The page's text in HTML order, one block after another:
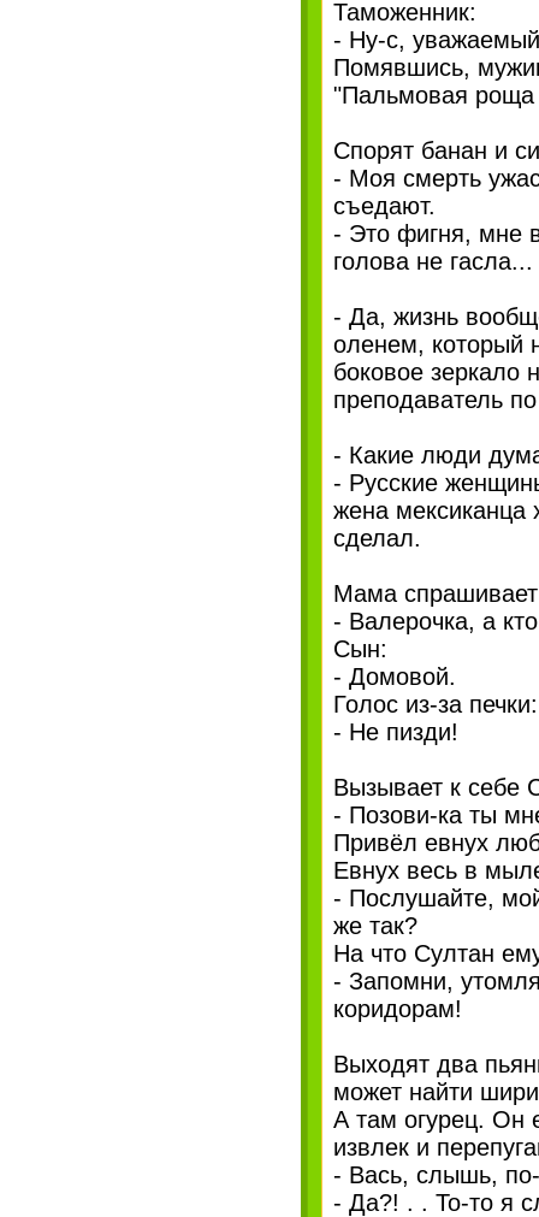
Таможенник:
- Ну-с,
Помявшись,
"Пальмовая
Спорят банан и
- Моя смерть
съедают.
- Это фигня, мне
голова не гасла...
- Да, жизнь
оленем, который
боковое зеркало
преподаватель
- Какие люди
- Русские
жена мексиканца
сделал.
Мама
- Валерочка, а
Сын:
- Домовой.
Голос из-за печки:
- Не пизди!
Вызывает к себе
- Позови-ка ты
Привёл евнух
Евнух весь в
- Послушайте,
же так?
На что Султан
- Запомни,
коридорам!
Выходят два
может найти
А там огурец. Он
извлек и
- Вась, слышь,
- Да?! . . То-то я